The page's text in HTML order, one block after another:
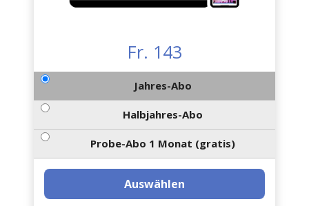
Fr. 143
Jahres-Abo
Halbjahres-Abo
Probe-Abo 1 Monat (gratis)
Auswählen